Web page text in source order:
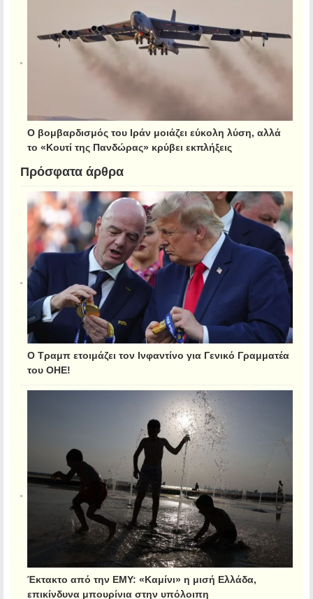
Ο βομβαρδισμός του Ιράν μοιάζει εύκολη λύση, αλλά
το «Κουτί της Πανδώρας» κρύβει εκπλήξεις
Πρόσφατα άρθρα
Ο Τραμπ ετοιμάζει τον Ινφαντίνο για Γενικό Γραμματέα
του ΟΗΕ!
Έκτακτο από την ΕΜΥ: «Καμίνι» η μισή Ελλάδα,
επικίνδυνα μπουρίνια στην υπόλοιπη